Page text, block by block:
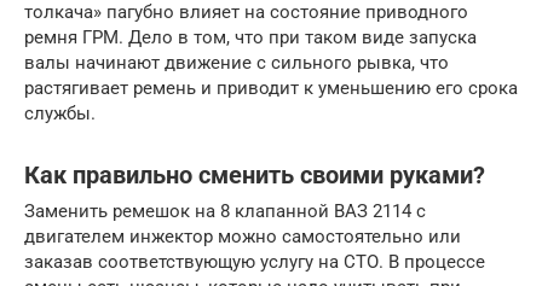
толкача» пагубно влияет на состояние приводного
ремня ГРМ. Дело в том, что при таком виде запуска
валы начинают движение с сильного рывка, что
растягивает ремень и приводит к уменьшению его срока
службы.
Как правильно сменить своими руками?
Заменить ремешок на 8 клапанной ВАЗ 2114 с
двигателем инжектор можно самостоятельно или
заказав соответствующую услугу на СТО. В процессе